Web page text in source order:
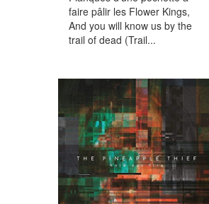
faire pâlir les Flower Kings,
And you will know us by the
trail of dead (Trail...